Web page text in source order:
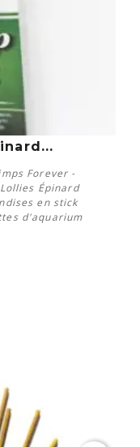
Forever -
Épinard
en stick
d'aquarium